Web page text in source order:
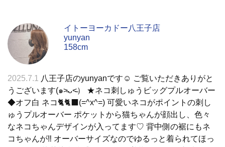
イトーヨーカドー八王子店
yunyan
158cm
2025.7.1
八王子店のyunyanです☺︎ ご覧いただきありがと
うございます(๑˃̵ᴗ˂̵） ★ネコ刺しゅうビッグプルオーバー
◆オフ白 ネコ🐈🐈‍⬛(=^x^=) 可愛いネコがポイントの刺し
ゅうプルオーバー ポケットから猫ちゃんが顔出し、色々
なネコちゃんデザインが入ってます♡ 背中側の裾にもネ
コちゃんが‼️ オーバーサイズなのでゆるっと着られてほっ